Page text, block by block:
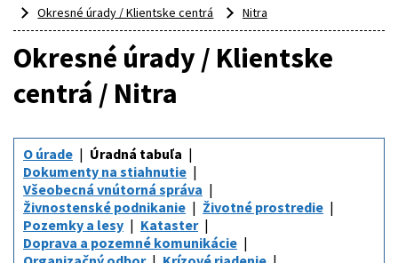
Okresné úrady / Klientske centrá
Nitra
Okresné úrady / Klientske
centrá / Nitra
O úrade
Úradná tabuľa
Dokumenty na stiahnutie
Všeobecná vnútorná správa
Živnostenské podnikanie
Životné prostredie
Pozemky a lesy
Kataster
Doprava a pozemné komunikácie